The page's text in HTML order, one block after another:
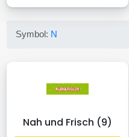
Symbol: N
Nah und Frisch (9)